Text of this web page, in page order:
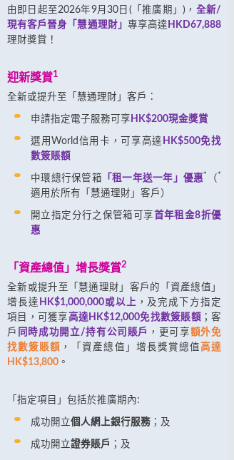
由即日起至2026年9月30日(「推廣期」)， 全新/
現有客戶晉身「慧通理財」 專享高達 HKD67,888
理財獎賞！
迎新獎賞1
全新或提升至「慧通理財」客戶：
申請指定電子服務可享 HK$200現金獎賞
選用World信用卡，可享高達 HK$500免找
數簽賬額
中環總行保管箱 「租一年送一年」優惠* （ *
適用於所有「慧通理財」客戶）
開立指定分行之保管箱可享 首年租金8折優
惠
「資產總值」增長獎賞2
全新或提升至「慧通理財」客戶的「資產總值」
增長達 HK$1,000,000或以上 ，及完成下方指定
項目，可獲享 高達HK$12,000免找數簽賬額 ；客
戶 同時成功開立/持有公司賬戶 ，更可享額外免
找數簽賬額 ，「資產總值」增長獎賞總值 高達
HK$13,800 。
「指定項目」包括於推廣期內:
成功開立個人網上銀行服務 ；及
成功開立證券賬戶 ；及